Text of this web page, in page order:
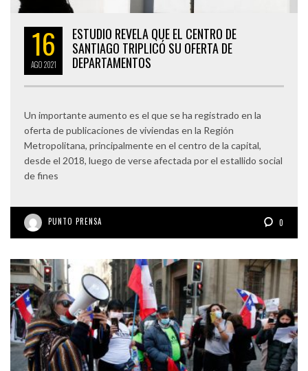
16
AGO2021
ESTUDIO REVELA QUE EL CENTRO DE
SANTIAGO TRIPLICÓ SU OFERTA DE
DEPARTAMENTOS
Un importante aumento es el que se ha registrado en la
oferta de publicaciones de viviendas en la Región
Metropolitana, principalmente en el centro de la capital,
desde el 2018, luego de verse afectada por el estallido social
de fines
PUNTO PRENSA 0